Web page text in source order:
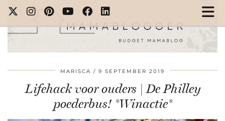
MARISCA 9 SEPTEMBER 2019
Lifehack voor ouders | De Philley
poederbus! *Winactie*